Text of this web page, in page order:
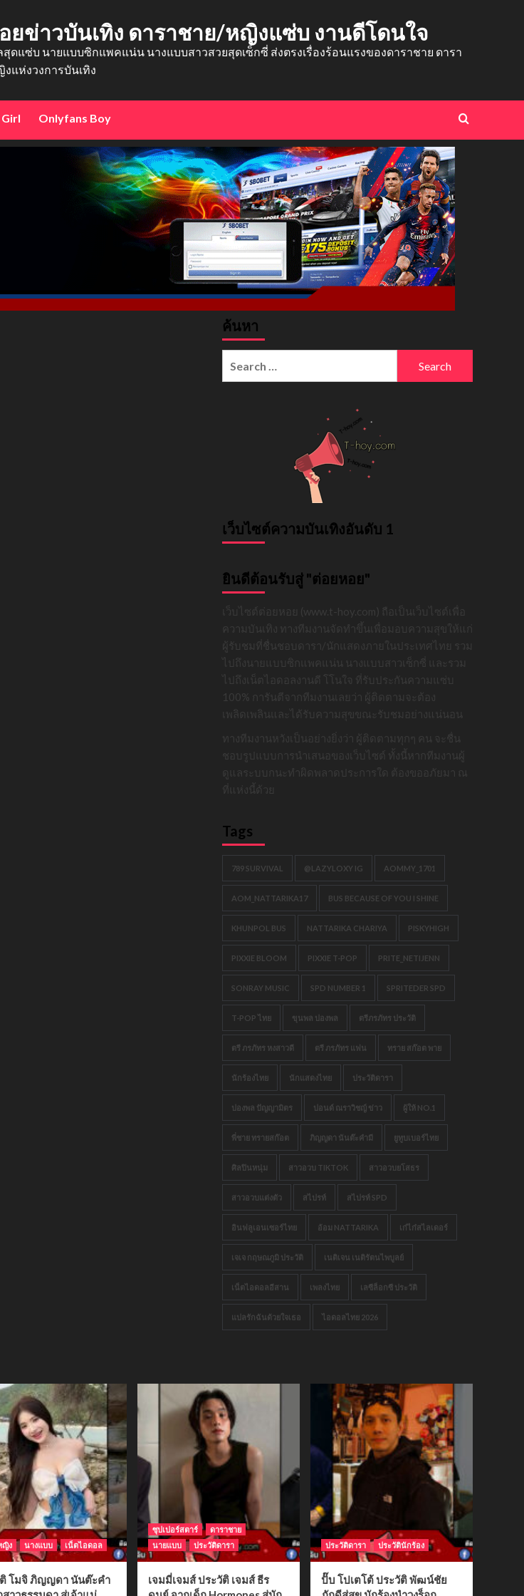
ยข่าวบันเทิง ดาราชาย/หญิงแซ่บ งานดีโดนใจ
ดแซ่บ นายแบบซิกแพคแน่น นางแบบสาวสวยสุดเซ็กซี่ ส่งตรงเรื่องร้อนแรงของดาราชาย ดารา
แห่งวงการบันเทิง
Onlyfans Boy
ค้นหา
เว็บไซต์ความบันเทิงอันดับ 1
ยินดีต้อนรับสู่ "ต่อยหอย"
เว็บไซต์ต่อยหอย (www.t-hoy.com) ถือเป็นเว็บไซต์เพื่อ
ความบันเทิง ทางทีมงานจัดทำขึ้นเพื่อมอบความสุขให้แก่
ผู้รับชมที่ชื่นชอบดารา/นักแสดงภายในประเทศไทย รวม
ไปถึงนายแบบซิกแพคแน่น นางแบบสาวเซ็กซี่ และรวม
ไปถึงเน็ตไอดอลงานดี โโนใจ ที่รับประกันความแซ่บ
100% การันตีจากทีมงานเลยว่า ผู้ติดตามจะต้อง
เพลิดเพลินและได้รับความสุขขณะรับชมอย่างแน่นอน
ทางทีมงานหวังเป็นอย่างยิ่งว่า ผู้ติดตามทุกๆ คน จะชื่น
ชอบรูปแบบการนำเสนอของเว็บไซต์ ทั้งนี้หากทีมงานผู้
ดูแลระบบกนะทำผิดพลาดประการใด ต้องขออภัยมา ณ
ที่แห่งนี้ด้วย
Tags
789 SURVIVAL @LAZYLOXY IG AOMMY_1701
AOM_NATTARIKA17 BUS BECAUSE OF YOU I SHINE
KHUNPOL BUS NATTARIKA CHARIYA PISKYHIGH
PIXXIE BLOOM PIXXIE T-POP PRITE_NETIJENN
SONRAY MUSIC SPD NUMBER 1 SPRITEDER SPD
T-POP ไทย ขุนพล ปองพล ตรีภรภัทร ประวัติ
ตรี ภรภัทร หงสาวดี ตรี ภรภัทร แฟน ทราย สก๊อต พาย
นักร้องไทย นักแสดงไทย ประวัติดารา
ปองพล ปัญญามิตร ปอนด์ ณราวิชญ์ ข่าว ผู้ให้ NO.1
พี่ชาย ทรายสก๊อต ภิญญดา นันต๊ะคำมี ยูทูบเบอร์ไทย
ศิลปินหนุ่ม สาวอวบ TIKTOK สาวอวบยโสธร
สาวอวบแต่งตัว สไปรท์ สไปรท์ SPD
อินฟลูเอนเซอร์ไทย อ้อม NATTARIKA เก๋ไก๋สไลเดอร์
เจเจ กฤษณภูมิ ประวัติ เนติเจน เนติรัตนไพบูลย์
เน็ตไอดอลอีสาน เพลงไทย เลซีล็อกซี ประวัติ
แปลรักฉันด้วยใจเธอ ไอดอลไทย 2026
ญิง นางแบบ เน็ตไอดอล
โมจิ ภิญญดา นันต๊ะคำ
ซุปเปอร์สตาร์
ดาราชาย
นายแบบ
ประวัติดารา
เจมมี่เจมส์ ประวัติ เจมส์ ธีร
ประวัติดารา ประวัตินักร้อง
ปั๊บ โปเตโต้ ประวัติ พัฒน์ชัย